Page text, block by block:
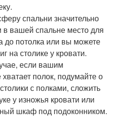
спальни значительно
в вашей спальне место для
до потолка или вы можете
на столике у кровати.
если вашим
полок, подумайте о
с полками, сложить
у изножья кровати или
шкаф под подоконником.